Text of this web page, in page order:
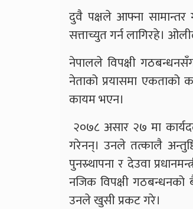
दुवै पक्षले आफ्ना सामान्तर
सत्ताच्युत गर्न लागिरहे।
नेपालले विपक्षी
नेताको प्रयासमा एकताको
कायम भएन।
२०७८ असार २७ मा
गरेनन्। उनले तत्कालै
पुनस्र्थापना र देउवा
नजिक विपक्षी गठबन्धनको
उनले खुसी प्रकट गरे।